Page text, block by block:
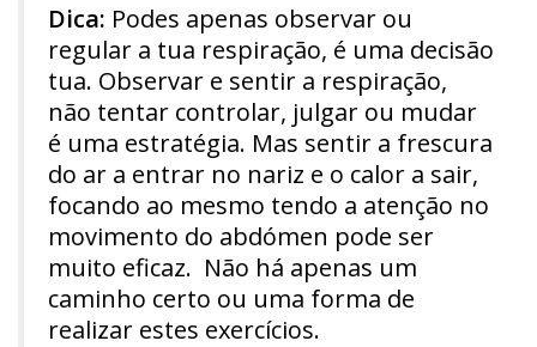
Dica: Podes apenas observar ou
regular a tua respiração, é uma decisão
tua. Observar e sentir a respiração,
não tentar controlar, julgar ou mudar
é uma estratégia. Mas sentir a frescura
do ar a entrar no nariz e o calor a sair,
focando ao mesmo tendo a atenção no
movimento do abdómen pode ser
muito eficaz. Não há apenas um
caminho certo ou uma forma de
realizar estes exercícios.